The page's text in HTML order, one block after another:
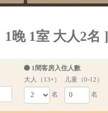
晚 1室 大人2名 ]
1間客房入住人數
大人（13+）
名
儿童（0-12）
名